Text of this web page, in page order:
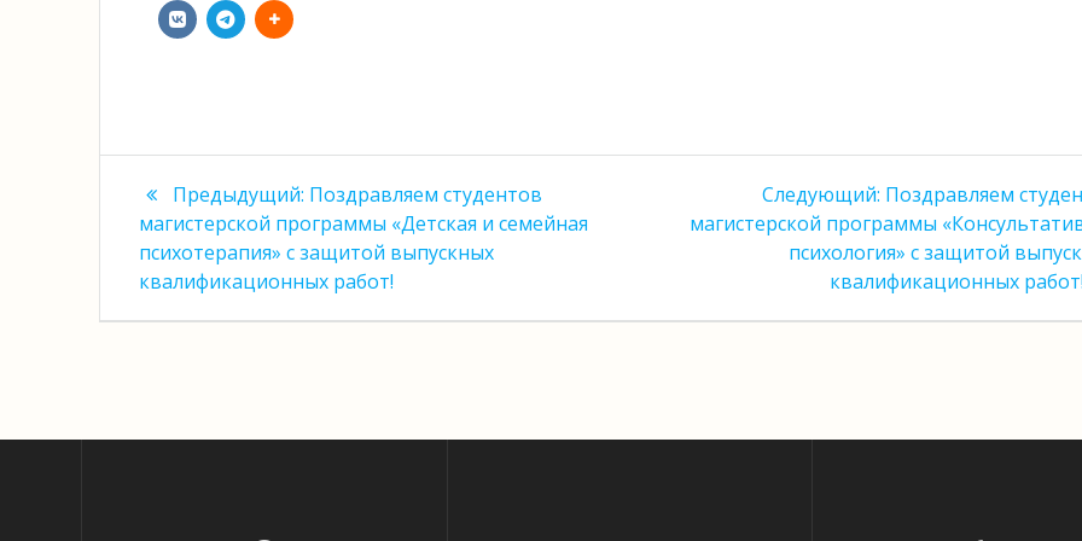
Навигация
по
записям
Предыдущий: Предыдущая
запись:
Поздравляем студентов
магистерской программы «Детская и семейная
психотерапия» с защитой выпускных
квалификационных работ!
Следующий: Следующая
запись:
Поздравляем
магистерской программы
психология» с защитой
квалификационных работ!